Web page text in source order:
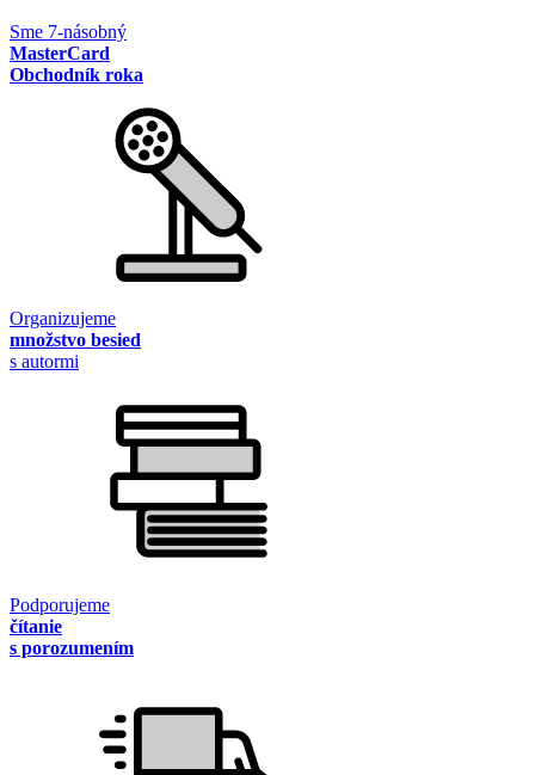
Sme 7-násobný
MasterCard
Obchodník roka
Organizujeme
množstvo besied
s autormi
Podporujeme
čítanie
s porozumením